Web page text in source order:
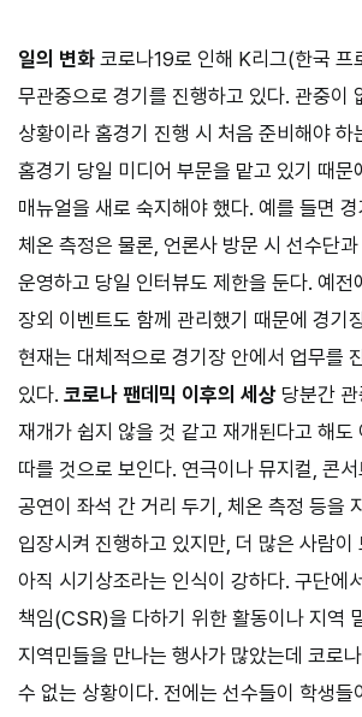
일의 변화 코로나19로 인해 K리그(한국 프
무관중으로 경기를 진행하고 있다. 관중이
상황이라 홈경기 진행 시 처음 준비해야 하
홈경기 당일 미디어 부문을 맡고 있기 때문
매뉴얼을 새로 숙지해야 했다. 예를 들면
체온 측정은 물론, 언론사 방문 시 선수단
운영하고 당일 인터뷰도 제한을 둔다. 예전
장외 이벤트도 함께 관리했기 때문에 경기
현재는 대체적으로 경기장 안에서 업무를
있다. 코로나 팬데믹 이후의 세상 당분간 관
재개가 쉽지 않을 것 같고 재개된다고 해도
따를 것으로 보인다. 연극이나 뮤지컬, 콘
공연이 좌석 간 거리 두기, 체온 측정 등을
입장시켜 진행하고 있지만, 더 많은 사람이
아직 시기상조라는 인식이 강하다. 구단에
책임(CSR)을 다하기 위한 활동이나 지역
지역민들을 만나는 행사가 많았는데 코로나
수 없는 상황이다. 전에는 선수들이 학생들